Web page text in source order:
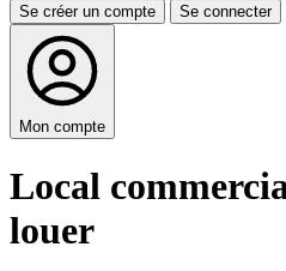
Se créer un compte Se connecter
Mon compte
Local
louer